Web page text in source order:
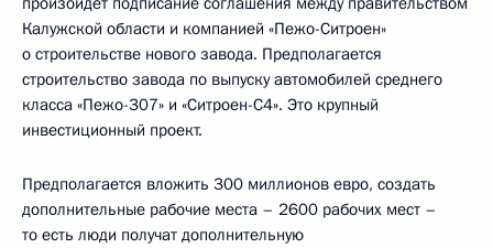
Калужской области и компанией «Пежо-Ситроен»
о строительстве нового завода. Предполагается
строительство завода по выпуску автомобилей среднего
класса «Пежо-307» и «Ситроен-С4». Это крупный
инвестиционный проект.
Предполагается вложить 300 миллионов евро, создать
дополнительные рабочие места – 2600 рабочих мест –
то есть люди получат дополнительную